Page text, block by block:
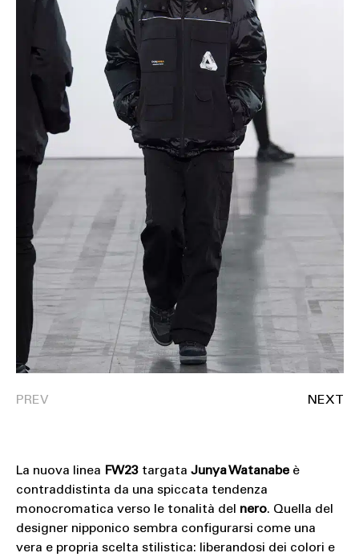
La nuova linea FW23targata Junya Watanabeè
contraddistinta da una spiccata tendenza
monocromatica verso le tonalità del nero. Quella del
designer nipponico sembra configurarsi come una
vera e propria scelta stilistica: liberandosi dei colori e